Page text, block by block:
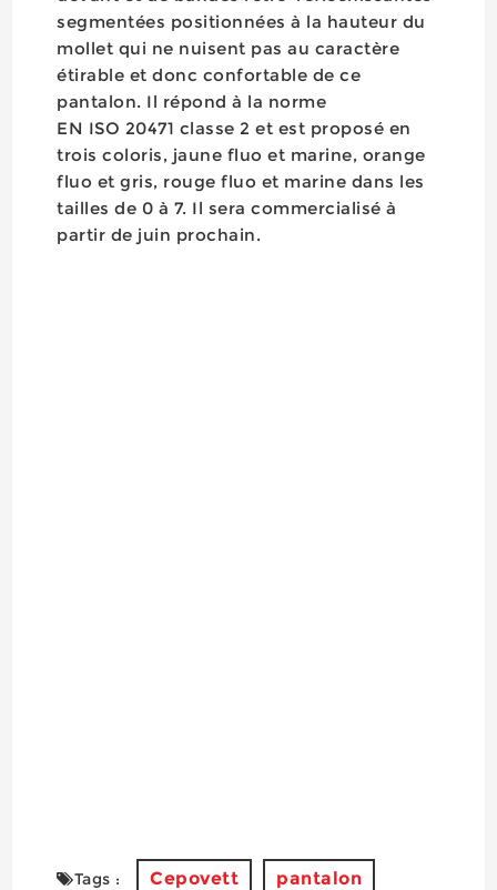
segmentées positionnées à la hauteur du
mollet qui ne nuisent pas au caractère
étirable et donc confortable de ce
pantalon. Il répond à la norme
EN ISO 20471 classe 2 et est proposé en
trois coloris, jaune fluo et marine, orange
fluo et gris, rouge fluo et marine dans les
tailles de 0 à 7. Il sera commercialisé à
partir de juin prochain.
Tags : Cepovett pantalon